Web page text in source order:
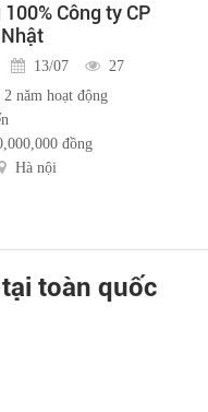
Công ty CP
13/07
27
2 năm hoạt động
đồng
Hà nội
toàn quốc